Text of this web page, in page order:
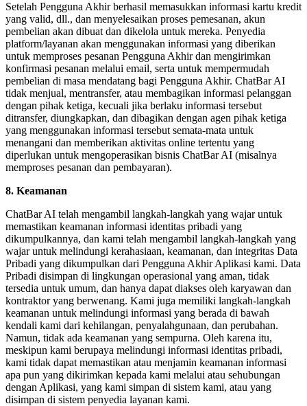
Setelah Pengguna Akhir berhasil memasukkan informasi kartu kredit
yang valid, dll., dan menyelesaikan proses pemesanan, akun
pembelian akan dibuat dan dikelola untuk mereka. Penyedia
platform/layanan akan menggunakan informasi yang diberikan
untuk memproses pesanan Pengguna Akhir dan mengirimkan
konfirmasi pesanan melalui email, serta untuk mempermudah
pembelian di masa mendatang bagi Pengguna Akhir. ChatBar AI
tidak menjual, mentransfer, atau membagikan informasi pelanggan
dengan pihak ketiga, kecuali jika berlaku informasi tersebut
ditransfer, diungkapkan, dan dibagikan dengan agen pihak ketiga
yang menggunakan informasi tersebut semata-mata untuk
menangani dan memberikan aktivitas online tertentu yang
diperlukan untuk mengoperasikan bisnis ChatBar AI (misalnya
memproses pesanan dan pembayaran).
8. Keamanan
ChatBar AI telah mengambil langkah-langkah yang wajar untuk
memastikan keamanan informasi identitas pribadi yang
dikumpulkannya, dan kami telah mengambil langkah-langkah yang
wajar untuk melindungi kerahasiaan, keamanan, dan integritas Data
Pribadi yang dikumpulkan dari Pengguna Akhir Aplikasi kami. Data
Pribadi disimpan di lingkungan operasional yang aman, tidak
tersedia untuk umum, dan hanya dapat diakses oleh karyawan dan
kontraktor yang berwenang. Kami juga memiliki langkah-langkah
keamanan untuk melindungi informasi yang berada di bawah
kendali kami dari kehilangan, penyalahgunaan, dan perubahan.
Namun, tidak ada keamanan yang sempurna. Oleh karena itu,
meskipun kami berupaya melindungi informasi identitas pribadi,
kami tidak dapat memastikan atau menjamin keamanan informasi
apa pun yang dikirimkan kepada kami melalui atau sehubungan
dengan Aplikasi, yang kami simpan di sistem kami, atau yang
disimpan di sistem penyedia layanan kami.